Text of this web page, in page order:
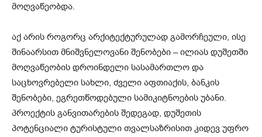
მოღვაწეობდა.
აქ არის როგორც არქიტექტურულად გამორჩეული, ისე
შინაარსით მნიშვნელოვანი შენობები – ილიას დუშეთში
მოღვაწეობის დროინდელი სასამართლო და
საცხოვრებელი სახლი, ძველი აფთიაქის, ბანკის
შენობები, ეგრეთწოდებული სამიკიტნოების უბანი.
პროექტის განვითარების შედეგად, დუშეთის
პოტენციალი ტურისტული თვალსაზრისით კიდევ უფრო